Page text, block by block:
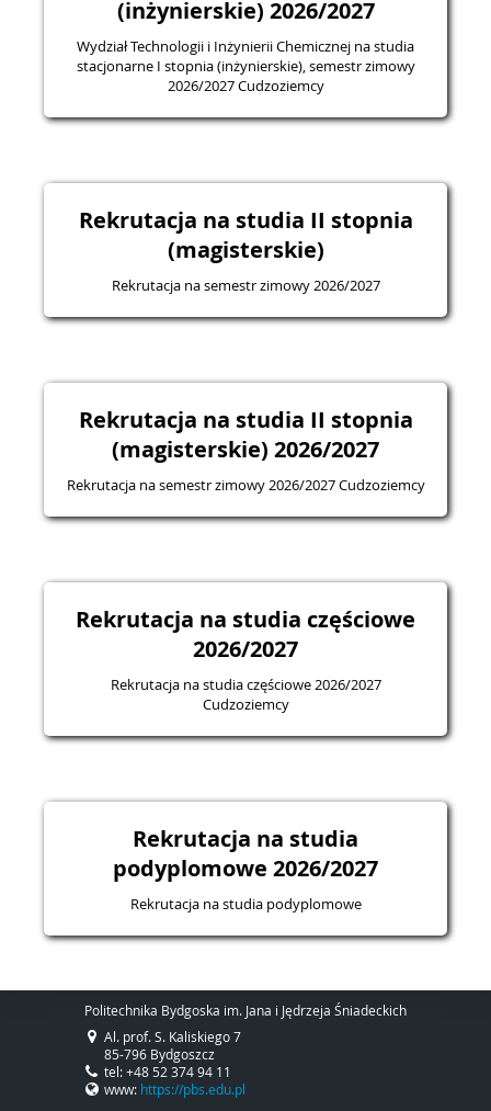
(inżynierskie) 2026/2027
Wydział Technologii i Inżynierii Chemicznej na studia
stacjonarne I stopnia (inżynierskie), semestr zimowy
2026/2027 Cudzoziemcy
Rekrutacja na studia II stopnia
(magisterskie)
Rekrutacja na semestr zimowy 2026/2027
Rekrutacja na studia II stopnia
(magisterskie) 2026/2027
Rekrutacja na semestr zimowy 2026/2027 Cudzoziemcy
Rekrutacja na studia częściowe
2026/2027
Rekrutacja na studia częściowe 2026/2027
Cudzoziemcy
Rekrutacja na studia
podyplomowe 2026/2027
Rekrutacja na studia podyplomowe
Politechnika Bydgoska im. Jana i Jędrzeja Śniadeckich
Al. prof. S. Kaliskiego 7
85-796 Bydgoszcz
tel: +48 52 374 94 11
www: https://pbs.edu.pl